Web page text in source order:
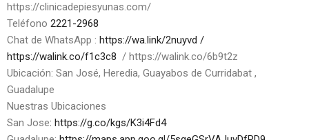
https://clinicadepiesyunas.com/
Teléfono 2221-2968
Chat de WhatsApp : https://wa.link/2nuyvd /
https://walink.co/f1c3c8 / https://walink.co/6b9t2z
Ubicación: San José, Heredia, Guayabos de Curridabat ,
Guadalupe
Nuestras Ubicaciones
San Jose: https://g.co/kgs/K3i4Fd4